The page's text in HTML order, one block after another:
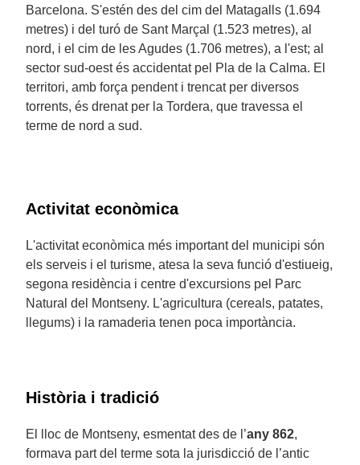
Barcelona. S'estén des del cim del Matagalls (1.694
metres) i del turó de Sant Marçal (1.523 metres), al
nord, i el cim de les Agudes (1.706 metres), a l'est; al
sector sud-oest és accidentat pel Pla de la Calma. El
territori, amb força pendent i trencat per diversos
torrents, és drenat per la Tordera, que travessa el
terme de nord a sud.
Activitat econòmica
L'activitat econòmica més important del municipi són
els serveis i el turisme, atesa la seva funció d'estiueig,
segona residència i centre d'excursions pel Parc
Natural del Montseny. L'agricultura (cereals, patates,
llegums) i la ramaderia tenen poca importància.
Història i tradició
El lloc de Montseny, esmentat des de l’any 862,
formava part del terme sota la jurisdicció de l’antic